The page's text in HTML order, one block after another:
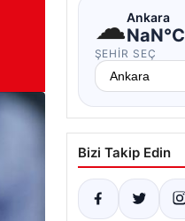
☁Ankara
NaN°C
ŞEHIR SEÇ
Bizi Takip Edin